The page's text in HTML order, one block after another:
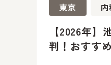
東京
【2026年
判！おすす